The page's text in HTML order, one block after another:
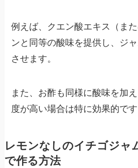
例えば、クエン酸エキス（ま
ンと同等の酸味を提供し、ジ
させます。
また、お酢も同様に酸味を加
度が高い場合は特に効果的です​
レモンなしのイチゴジャ
で作る方法